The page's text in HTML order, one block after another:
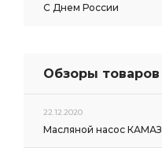
С Днем России
Обзоры товаров
22.12.2020
Масляной насос КАМАЗ